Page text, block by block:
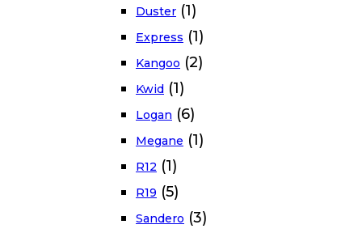
Duster (1)
Express (1)
Kangoo (2)
Kwid (1)
Logan (6)
Megane (1)
R12 (1)
R19 (5)
Sandero (3)